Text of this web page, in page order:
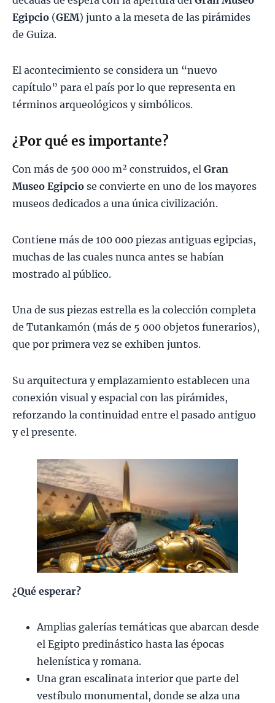
Egipcio (GEM) junto a la meseta de las pirámides
de Guiza.
El acontecimiento se considera un “nuevo
capítulo” para el país por lo que representa en
términos arqueológicos y simbólicos.
¿Por qué es importante?
Con más de 500 000 m² construidos, el Gran
Museo Egipcio se convierte en uno de los mayores
museos dedicados a una única civilización.
Contiene más de 100 000 piezas antiguas egipcias,
muchas de las cuales nunca antes se habían
mostrado al público.
Una de sus piezas estrella es la colección completa
de Tutankamón (más de 5 000 objetos funerarios),
que por primera vez se exhiben juntos.
Su arquitectura y emplazamiento establecen una
conexión visual y espacial con las pirámides,
reforzando la continuidad entre el pasado antiguo
y el presente.
¿Qué esperar?
Amplias galerías temáticas que abarcan desde
el Egipto predinástico hasta las épocas
helenística y romana.
Una gran escalinata interior que parte del
vestíbulo monumental, donde se alza una